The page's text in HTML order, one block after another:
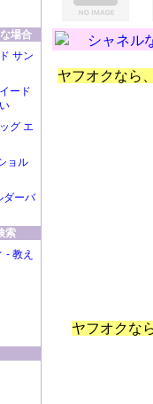
シャネル
ヤフオクなら
ヤフオクな
場合
サン
ード
グ エ
ョル
ダーバ
索
- 教え